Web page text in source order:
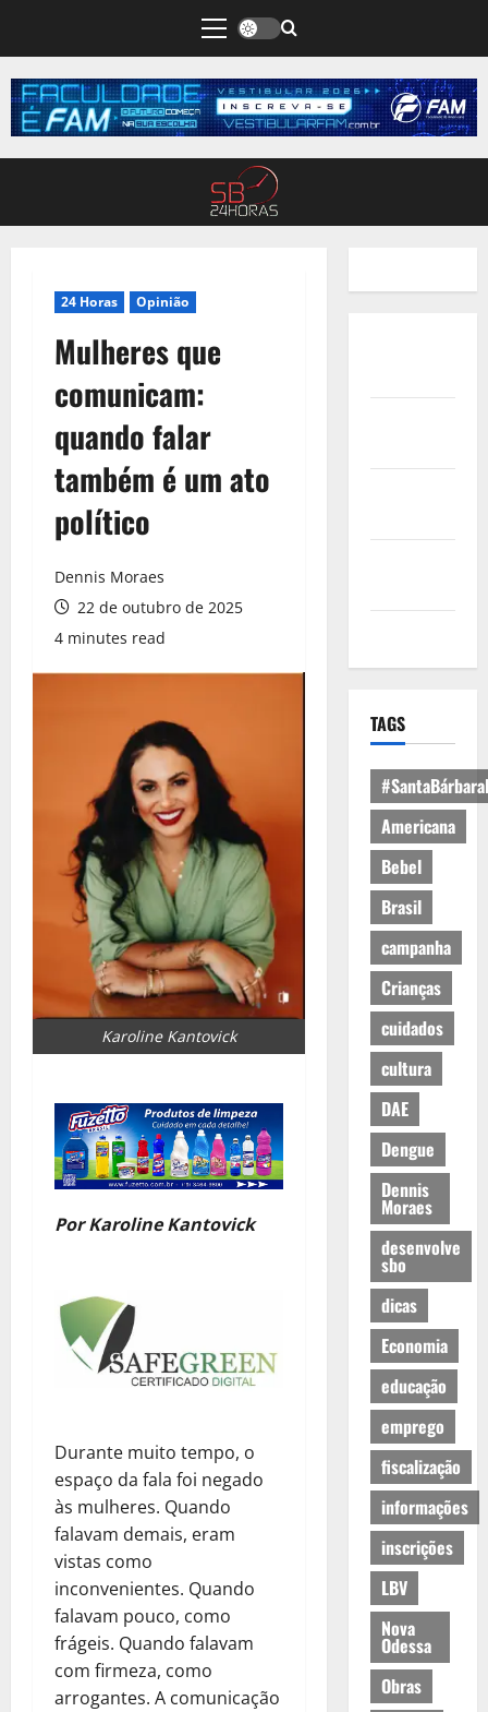
24 Horas Opinião
Mulheres que
comunicam:
quando falar
também é um ato
político
Dennis Moraes
22 de outubro de 2025
4 minutes read
Karoline Kantovick
Por Karoline Kantovick
Durante muito tempo, o
espaço da fala foi negado
às mulheres. Quando
falavam demais, eram
vistas como
inconvenientes. Quando
falavam pouco, como
frágeis. Quando falavam
com firmeza, como
arrogantes. A comunicação
TAGS
Americana
Bebel
Brasil
campanha
Crianças
cuidados
cultura
DAE
Dengue
Dennis
Moraes
desenvolve
sbo
dicas
Economia
educação
emprego
fiscalização
informações
inscrições
LBV
Nova
Odessa
Obras